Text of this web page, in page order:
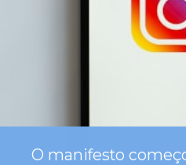
O manifesto